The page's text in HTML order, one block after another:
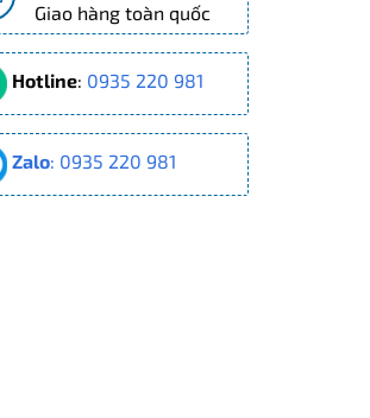
Giao hàng toàn quốc
Hotline: 0935 220 981
Zalo: 0935 220 981